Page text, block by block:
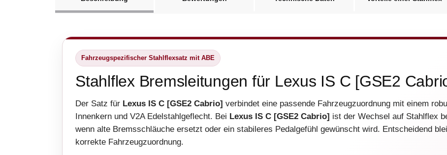
Fahrzeugspezifischer Stahlflexsatz mit ABE
Stahlflex Bremsleitungen für Lexus IS C [GSE2
Der Satz für Lexus IS C [GSE2 Cabrio] verbindet eine passende Fahrzeugzuordnung mit einem
Innenkern und V2A Edelstahlgeflecht. Bei Lexus IS C [GSE2 Cabrio] ist der Wechsel auf Stahlflex
wenn alte Bremsschläuche ersetzt oder ein stabileres Pedalgefühl gewünscht wird. Entscheidend
korrekte Fahrzeugzuordnung.